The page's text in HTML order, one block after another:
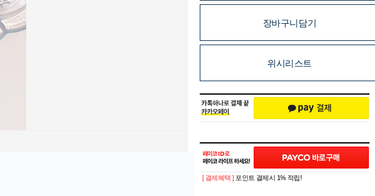
장바구니담기
위시리스트
[ 결제혜택 ] 포인트 결제시 1% 적립!